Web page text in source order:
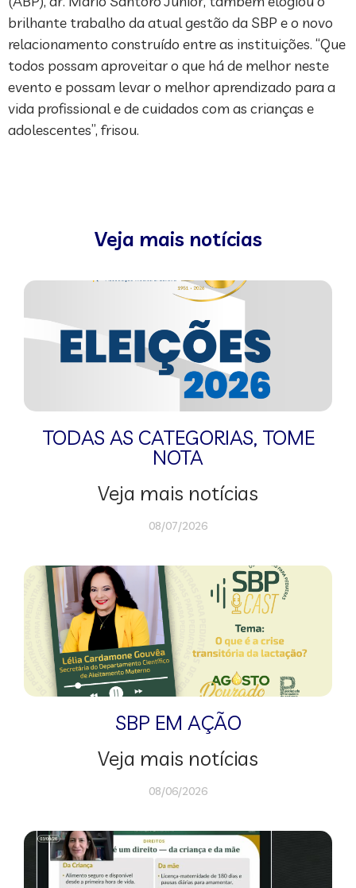
brilhante trabalho da atual gestão da SBP e o novo
relacionamento construído entre as instituições. “Que
todos possam aproveitar o que há de melhor neste
evento e possam levar o melhor aprendizado para a
vida profissional e de cuidados com as crianças e
adolescentes”, frisou.
Veja mais notícias
TODAS AS CATEGORIAS, TOME
NOTA
Veja mais notícias
08/07/2026
SBP EM AÇÃO
Veja mais notícias
08/06/2026